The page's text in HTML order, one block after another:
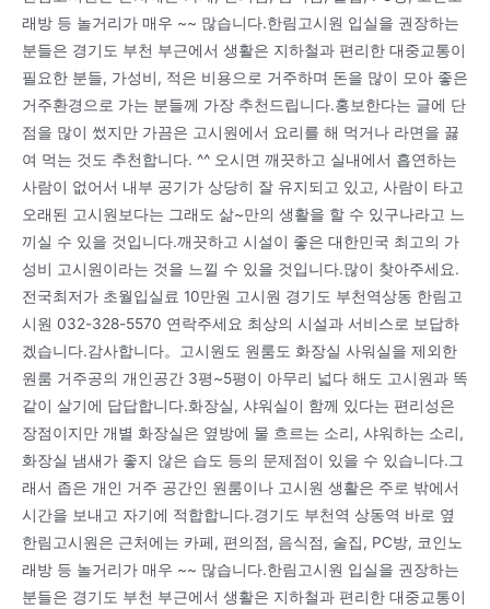
래방 등 놀거리가 매우 ~~ 많습니다.한림고시원 입실을 권장하는
분들은 경기도 부천 부근에서 생활은 지하철과 편리한 대중교통이
필요한 분들, 가성비, 적은 비용으로 거주하며 돈을 많이 모아 좋은
거주환경으로 가는 분들께 가장 추천드립니다.홍보한다는 글에 단
점을 많이 썼지만 가끔은 고시원에서 요리를 해 먹거나 라면을 끓
여 먹는 것도 추천합니다. ^^ 오시면 깨끗하고 실내에서 흡연하는
사람이 없어서 내부 공기가 상당히 잘 유지되고 있고, 사람이 타고
오래된 고시원보다는 그래도 삶~만의 생활을 할 수 있구나라고 느
끼실 수 있을 것입니다.깨끗하고 시설이 좋은 대한민국 최고의 가
성비 고시원이라는 것을 느낄 수 있을 것입니다.많이 찾아주세요.
전국최저가 초월입실료 10만원 고시원 경기도 부천역상동 한림고
시원 032-328-5570 연락주세요 최상의 시설과 서비스로 보답하
겠습니다.감사합니다。고시원도 원룸도 화장실 사워실을 제외한
원룸 거주공의 개인공간 3평~5평이 아무리 넓다 해도 고시원과 똑
같이 살기에 답답합니다.화장실, 샤워실이 함께 있다는 편리성은
장점이지만 개별 화장실은 옆방에 물 흐르는 소리, 샤워하는 소리,
화장실 냄새가 좋지 않은 습도 등의 문제점이 있을 수 있습니다.그
래서 좁은 개인 거주 공간인 원룸이나 고시원 생활은 주로 밖에서
시간을 보내고 자기에 적합합니다.경기도 부천역 상동역 바로 옆
한림고시원은 근처에는 카페, 편의점, 음식점, 술집, PC방, 코인노
래방 등 놀거리가 매우 ~~ 많습니다.한림고시원 입실을 권장하는
분들은 경기도 부천 부근에서 생활은 지하철과 편리한 대중교통이